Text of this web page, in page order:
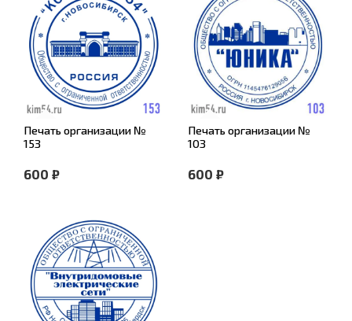
Печать организации №
153
600 ₽
Печать организации №
103
600 ₽